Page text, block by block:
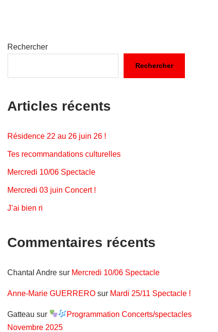
Rechercher
Rechercher
Articles récents
Résidence 22 au 26 juin 26 !
Tes recommandations culturelles
Mercredi 10/06 Spectacle
Mercredi 03 juin Concert !
J’ai bien ri
Commentaires récents
Chantal Andre sur Mercredi 10/06 Spectacle
Anne-Marie GUERRERO sur Mardi 25/11 Spectacle !
Gatteau sur
Programmation Concerts/spectacles
Novembre 2025